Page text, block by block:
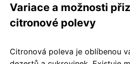
Variace a možnosti
citronové polevy
Citronová poleva je oblíbenou